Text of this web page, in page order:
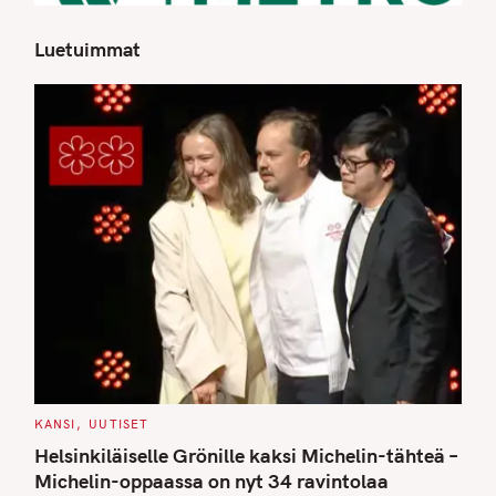
Luetuimmat
C
T
E
G
O
KANSI UUTISET
Helsinkiläiselle Grönille kaksi Michelin-tähteä –
Michelin-oppaassa on nyt 34 ravintolaa
S
e
a